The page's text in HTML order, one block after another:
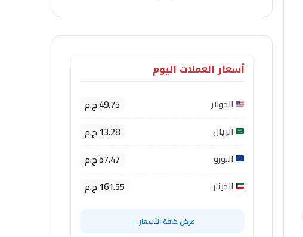
أسعار العملات اليوم
الدولار 49.75 ج.م
الريال 13.28 ج.م
اليورو 57.47 ج.م
الدينار 161.55 ج.م
عرض كافة الأسعار ←